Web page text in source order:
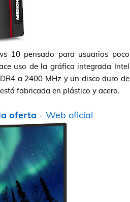
10 pensado para usuarios poco
uso de la gráfica integrada Intel
a 2400 MHz y un disco duro de
fabricada en plástico y acero.
oferta - Web oficial